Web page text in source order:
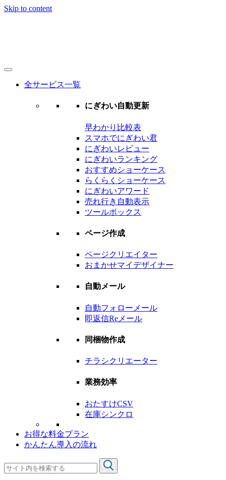
Skip to content
全サービス一覧
にぎわい自動更新
早わかり比較表
スマホでにぎわい君
にぎわいレビュー
にぎわいランキング
おすすめショーケース
らくらくショーケース
にぎわいアワード
売れ行き自動表示
ツールボックス
ページ作成
ページクリエイター
おまかせマイデザイナー
自動メール
自動フォローメール
即返信Reメール
同梱物作成
チラシクリエーター
業務効率
おたすけCSV
在庫シンクロ
お得な料金プラン
かんたん導入の流れ